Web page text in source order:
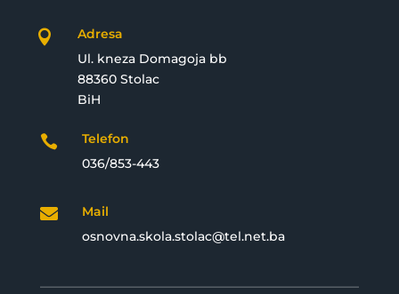

Adresa
Ul. kneza Domagoja bb
88360 Stolac
BiH

Telefon
036/853-443

Mail
osnovna.skola.stolac@tel.net.ba